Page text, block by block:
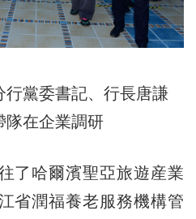
行黨委書記、行長唐謙
隊在企業調研
哈爾濱聖亞旅遊産業
省潤福養老服務機構管